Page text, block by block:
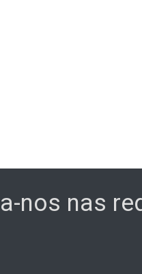
nos nas